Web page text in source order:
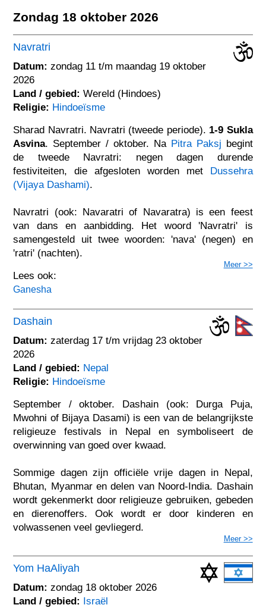
Zondag 18 oktober 2026
Navratri
Datum: zondag 11 t/m maandag 19 oktober
2026
Land / gebied: Wereld (Hindoes)
Religie: Hindoeïsme
Sharad Navratri. Navratri (tweede periode). 1-9 Sukla
Asvina. September / oktober. Na Pitra Paksj begint
de tweede Navratri: negen dagen durende
festiviteiten, die afgesloten worden met Dussehra
(Vijaya Dashami).
Navratri (ook: Navaratri of Navaratra) is een feest
van dans en aanbidding. Het woord 'Navratri' is
samengesteld uit twee woorden: 'nava' (negen) en
'ratri' (nachten).
Meer >>
Lees ook:
Ganesha
Dashain
Datum: zaterdag 17 t/m vrijdag 23 oktober
2026
Land / gebied: Nepal
Religie: Hindoeïsme
September / oktober. Dashain (ook: Durga Puja,
Mwohni of Bijaya Dasami) is een van de belangrijkste
religieuze festivals in Nepal en symboliseert de
overwinning van goed over kwaad.
Sommige dagen zijn officiële vrije dagen in Nepal,
Bhutan, Myanmar en delen van Noord-India. Dashain
wordt gekenmerkt door religieuze gebruiken, gebeden
en dierenoffers. Ook wordt er door kinderen en
volwassenen veel gevliegerd.
Meer >>
Yom HaAliyah
Datum: zondag 18 oktober 2026
Land / gebied: Israël